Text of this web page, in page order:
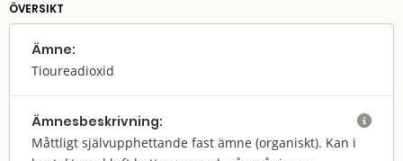
ÖVERSIKT
Ämne:
Tioureadioxid
Ämnes­beskrivning:
Måttligt självupphettande fast ämne (organiskt). Kan i
